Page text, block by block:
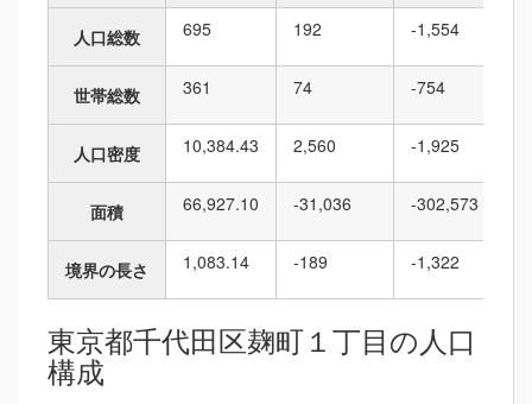
人口総数 695 192 -1,554
世帯総数 361 74 -754
人口密度 10,384.43 2,560 -1,925
面積 66,927.10 -31,036 -302,573
境界の長さ 1,083.14 -189 -1,322
東京都千代田区麹町１丁目の人口
構成